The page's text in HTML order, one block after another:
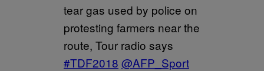
tear gas used by police on
protesting farmers near the
route, Tour radio says
#TDF2018 @AFP_Sport